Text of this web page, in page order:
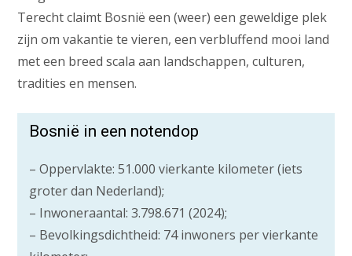
Terecht claimt Bosnië een (weer) een geweldige plek
zijn om vakantie te vieren, een verbluffend mooi land
met een breed scala aan landschappen, culturen,
tradities en mensen.
Bosnië in een notendop
– Oppervlakte: 51.000 vierkante kilometer (iets
groter dan Nederland);
– Inwoneraantal: 3.798.671 (2024);
– Bevolkingsdichtheid: 74 inwoners per vierkante